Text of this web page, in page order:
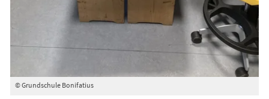
© Grundschule Bonifatius